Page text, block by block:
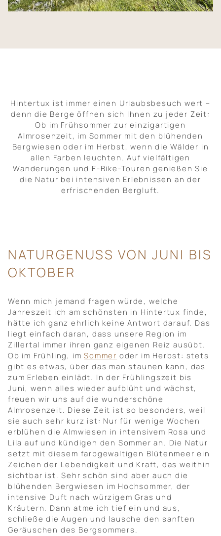
Natur und Aktivitäten
Hintertux ist immer einen Urlaubsbesuch wert –
denn die Berge öffnen sich Ihnen zu jeder Zeit:
Ob im Frühsommer zur einzigartigen
Almrosenzeit, im Sommer mit den blühenden
Bergwiesen oder im Herbst, wenn die Wälder in
allen Farben leuchten. Auf vielfältigen
Wanderungen und E-Bike-Touren genießen Sie
die Natur bei intensiven Erlebnissen an der
erfrischenden Bergluft.
NATURGENUSS VON JUNI BIS
OKTOBER
Wenn mich jemand fragen würde, welche
Jahreszeit ich am schönsten in Hintertux finde,
hätte ich ganz ehrlich keine Antwort darauf. Das
liegt einfach daran, dass unsere Region im
Zillertal immer ihren ganz eigenen Reiz ausübt.
Ob im Frühling, imSommer oder im Herbst: stets
gibt es etwas, über das man staunen kann, das
zum Erleben einlädt. In der Frühlingszeit bis
Juni, wenn alles wieder aufblüht und wächst,
freuen wir uns auf die wunderschöne
Almrosenzeit. Diese Zeit ist so besonders, weil
sie auch sehr kurz ist: Nur für wenige Wochen
erblühen die Almwiesen in intensivem Rosa und
Lila auf und kündigen den Sommer an. Die Natur
setzt mit diesem farbgewaltigen Blütenmeer ein
Zeichen der Lebendigkeit und Kraft, das weithin
sichtbar ist. Sehr schön sind aber auch die
blühenden Bergwiesen im Hochsommer, der
intensive Duft nach würzigem Gras und
Kräutern. Dann atme ich tief ein und aus,
schließe die Augen und lausche den sanften
Geräuschen des Bergsommers.